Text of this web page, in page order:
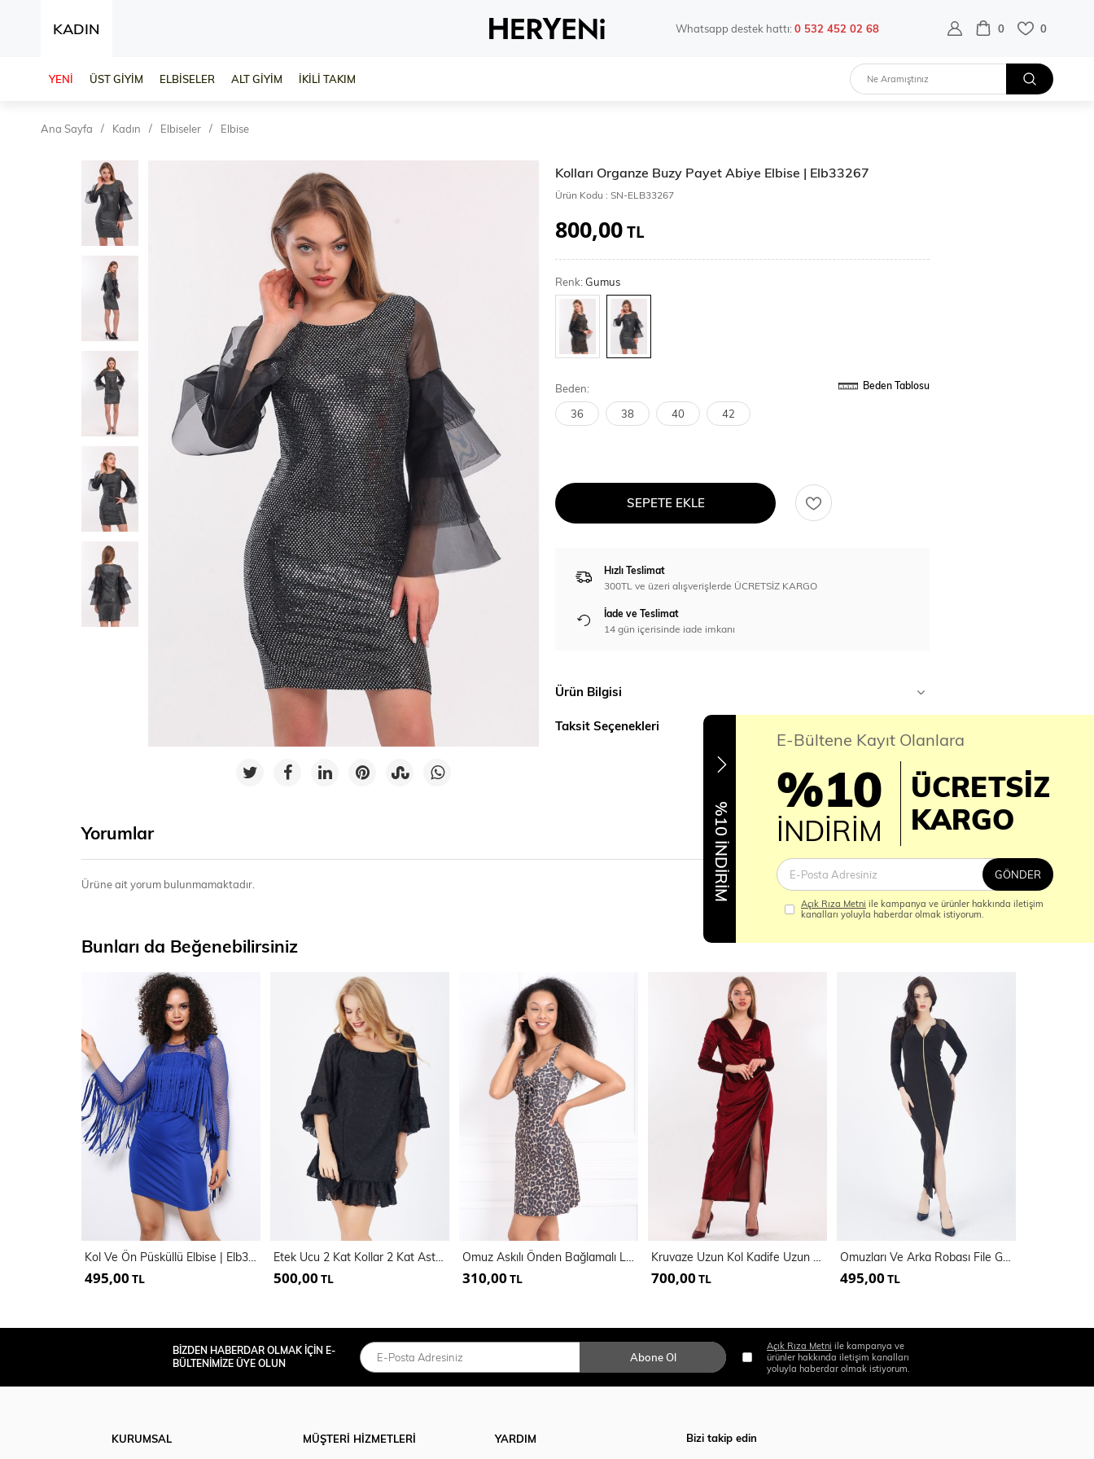
KADIN Whatsapp destek hattı:0 532 452 02 68 0 0
YENİ ÜST GİYİM ELBİSELER ALT GİYİM İKİLİ TAKIM
Ana Sayfa Kadın Elbiseler Elbise
Kolları Organze Buzy Payet Abiye Elbise | Elb33267
Ürün Kodu : SN-ELB33267
800,00TL
Renk:Gumus
Beden: Beden Tablosu
36 38 40 42
SEPETE EKLE
Hızlı Teslimat
300TL ve üzeri alışverişlerde ÜCRETSİZ KARGO
İade ve Teslimat
14 gün içerisinde iade imkanı
Ürün Bilgisi
Taksit Seçenekleri
Yorumlar
Ürüne ait yorum bulunmamaktadır.
Bunları da Beğenebilirsiniz
Kol Ve Ön Püsküllü Elbise | Elb31490
495,00 TL
Etek Ucu 2 Kat Kollar 2 Kat Astarli Şifon Elbise
500,00 TL
Omuz Askılı Önden Bağlamalı Leopar Elbise
310,00 TL
Kruvaze Uzun Kol Kadife Uzun Abiye Elbise | Elb33852
700,00 TL
Omuzları Ve Arka Robası File Garnili Candy Elbise
495,00 TL
%10 İNDİRİM
E-Bültene Kayıt Olanlara
%10
İNDİRİM
ÜCRETSİZ
KARGO
GÖNDER
Açık Rıza Metni ile kampanya ve ürünler hakkında iletişim
kanalları yoluyla haberdar olmak istiyorum.
BİZDEN HABERDAR OLMAK İÇİN E-
BÜLTENİMİZE ÜYE OLUN
Abone Ol
Açık Rıza Metni ile kampanya ve
ürünler hakkında iletişim kanalları
yoluyla haberdar olmak istiyorum.
KURUMSAL
MÜŞTERİ HİZMETLERİ
YARDIM
Bizi takip edin